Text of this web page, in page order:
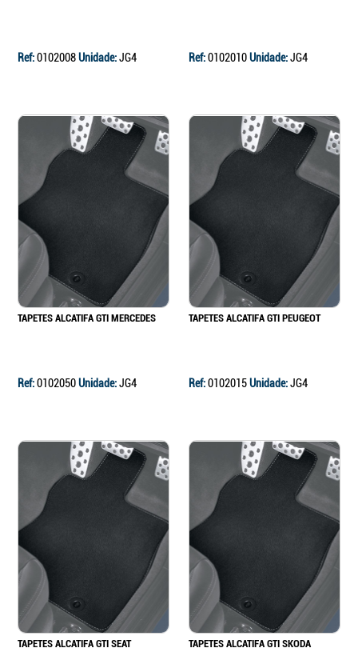
Ref:0102008Unidade:JG4 Ref:0102010Unidade:JG4
TAPETES ALCATIFA GTI MERCEDES
Ref:0102050Unidade:JG4
TAPETES ALCATIFA GTI PEUGEOT
Ref:0102015Unidade:JG4
TAPETES ALCATIFA GTI SEAT TAPETES ALCATIFA GTI SKODA